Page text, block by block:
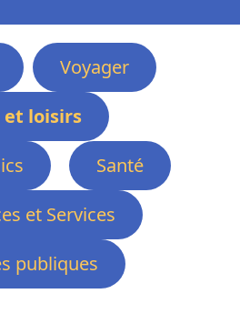
Voyager
et loisirs
Santé
et Services
publiques